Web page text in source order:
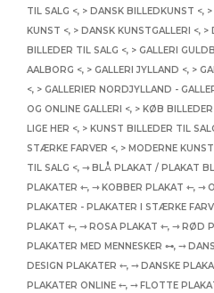
TIL SALG <, > DANSK BILLEDKUNST <,
KUNST <, > DANSK KUNSTGALLERI <, >
BILLEDER TIL SALG <, > GALLERI
AALBORG <, > GALLERI JYLLAND <, >
<, > GALLERIER NORDJYLLAND -
OG ONLINE GALLERI <, > KØB
LIGE HER <, > KUNST BILLEDER TIL
STÆRKE FARVER <, > MODERNE
TIL SALG <, ⇾ BLÅ PLAKAT / PLAKAT
PLAKATER ⇽, ⇾ KOBBER PLAKAT ⇽, ⇾
PLAKATER - PLAKATER I STÆRKE
PLAKAT ⇽, ⇾ ROSA PLAKAT ⇽, ⇾ RØD
PLAKATER MED MENNESKER ⊶, ⤍
DESIGN PLAKATER ⤌, ⤍ DANSKE
PLAKATER ONLINE ⤌, ⤍ FLOTTE